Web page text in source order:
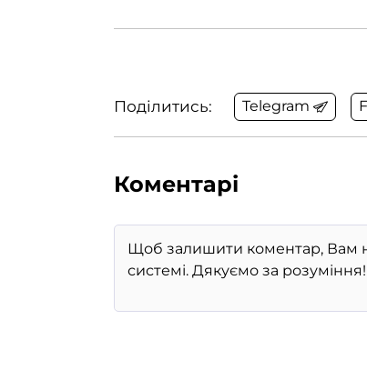
Поділитись: Telegram
Коментарі